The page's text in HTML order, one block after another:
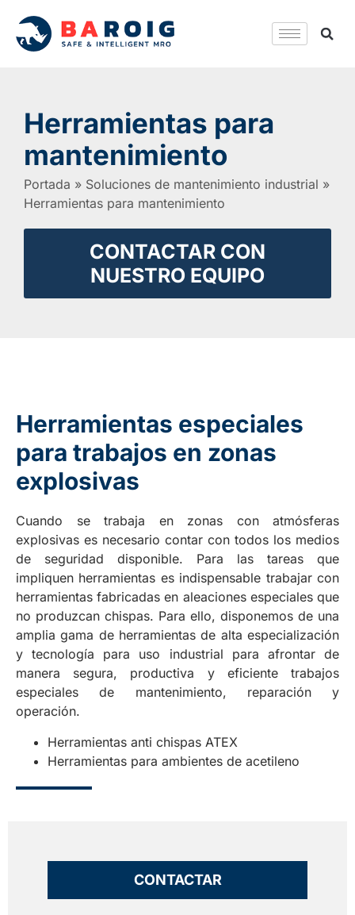
Herramientas para
mantenimiento
Portada » Soluciones de mantenimiento industrial »
Herramientas para mantenimiento
CONTACTAR CON
NUESTRO EQUIPO
Herramientas especiales
para trabajos en zonas
explosivas
Cuando se trabaja en zonas con atmósferas
explosivas es necesario contar con todos los medios
de seguridad disponible. Para las tareas que
impliquen herramientas es indispensable trabajar con
herramientas fabricadas en aleaciones especiales que
no produzcan chispas. Para ello, disponemos de una
amplia gama de herramientas de alta especialización
y tecnología para uso industrial para afrontar de
manera segura, productiva y eficiente trabajos
especiales de mantenimiento, reparación y
operación.
Herramientas anti chispas ATEX
Herramientas para ambientes de acetileno
CONTACTAR